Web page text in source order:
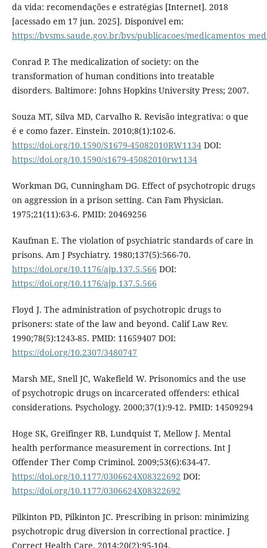
da vida: recomendações e estratégias [Internet]. 2018
[acessado em 17 jun. 2025]. Disponível em:
https://bvsms.saude.gov.br/bvs/publicacoes/
Conrad P. The medicalization of society: on the
transformation of human conditions into treatable
disorders. Baltimore: Johns Hopkins University Press; 2007.
Souza MT, Silva MD, Carvalho R. Revisão integrativa: o que
é e como fazer. Einstein. 2010;8(1):102-6.
https://doi.org/10.1590/S1679-45082010RW1134DOI:
https://doi.org/10.1590/s1679-45082010rw1134
Workman DG, Cunningham DG. Effect of psychotropic drugs
on aggression in a prison setting. Can Fam Physician.
1975;21(11):63-6. PMID: 20469256
Kaufman E. The violation of psychiatric standards of care in
prisons. Am J Psychiatry. 1980;137(5):566-70.
https://doi.org/10.1176/ajp.137.5.566 DOI:
https://doi.org/10.1176/ajp.137.5.566
Floyd J. The administration of psychotropic drugs to
prisoners: state of the law and beyond. Calif Law Rev.
1990;78(5):1243-85. PMID: 11659407 DOI:
https://doi.org/10.2307/3480747
Marsh ME, Snell JC, Wakefield W. Prisonomics and the use
of psychotropic drugs on incarcerated offenders: ethical
considerations. Psychology. 2000;37(1):9-12. PMID: 14509294
Hoge SK, Greifinger RB, Lundquist T, Mellow J. Mental
health performance measurement in corrections. Int J
Offender Ther Comp Criminol. 2009;53(6):634-47.
https://doi.org/10.1177/0306624X08322692 DOI:
https://doi.org/10.1177/0306624X08322692
Pilkinton PD, Pilkinton JC. Prescribing in prison: minimizing
psychotropic drug diversion in correctional practice. J
Correct Health Care. 2014;20(2):95-104.